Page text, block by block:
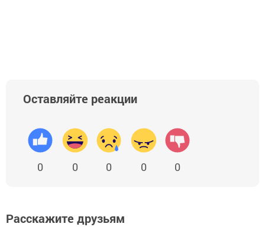
Оставляйте реакции
0 0 0 0 0
Расскажите друзьям